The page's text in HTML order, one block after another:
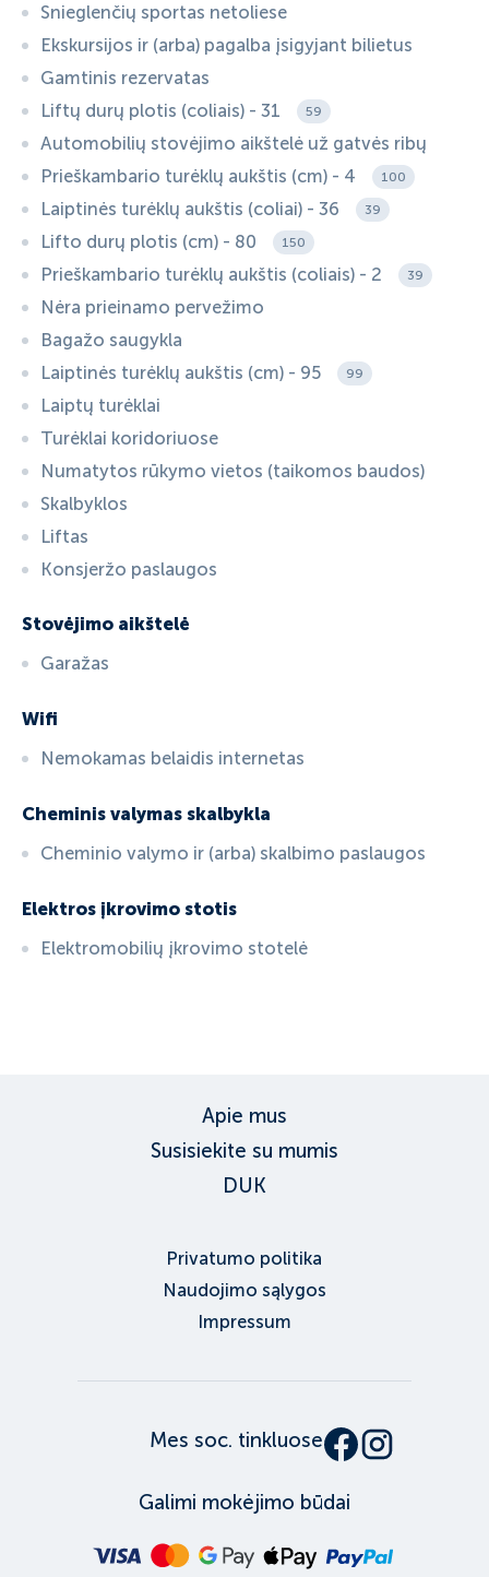
Snieglenčių sportas netoliese
Ekskursijos ir (arba) pagalba įsigyjant bilietus
Gamtinis rezervatas
Liftų durų plotis (coliais) - 31
59
Automobilių stovėjimo aikštelė už gatvės ribų
Prieškambario turėklų aukštis (cm) - 4
100
Laiptinės turėklų aukštis (coliai) - 36 39
Lifto durų plotis (cm) - 80 150
Prieškambario turėklų aukštis (coliais) - 2 39
Nėra prieinamo pervežimo
Bagažo saugykla
Laiptinės turėklų aukštis (cm) - 95
99
Laiptų turėklai
Turėklai koridoriuose
Numatytos rūkymo vietos (taikomos baudos)
Skalbyklos
Liftas
Konsjeržo paslaugos
Stovėjimo aikštelė
Garažas
Wifi
Nemokamas belaidis internetas
Cheminis valymas skalbykla
Cheminio valymo ir (arba) skalbimo paslaugos
Elektros įkrovimo stotis
Elektromobilių įkrovimo stotelė
Apie mus
Susisiekite su mumis
DUK
Privatumo politika
Naudojimo sąlygos
Impressum
Mes soc. tinkluose
Galimi mokėjimo būdai